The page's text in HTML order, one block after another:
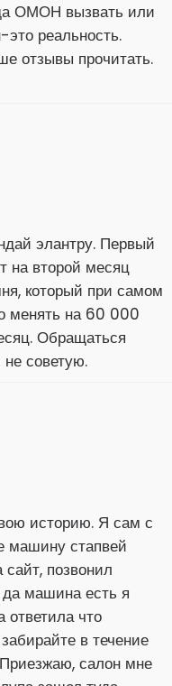
ОМОН вызвать или
это реальность.
отзывы прочитать.
элантру. Первый
на второй месяц
который при самом
менять на 60 000
Обращаться
советую.
историю. Я сам с
машину стапвей
сайт, позвонил
машина есть я
ответила что
в течение
салон мне